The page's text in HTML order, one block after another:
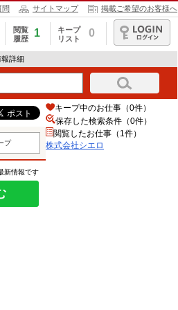
問 サイトマップ 掲載ご希望のお客様へ
閲覧
履歴
1
キープ
リスト
0
ログイン
詳細
プ
新情報です
キープ中のお仕事（0件）
保存した検索条件（0件）
閲覧したお仕事（1件）
株式会社シエロ